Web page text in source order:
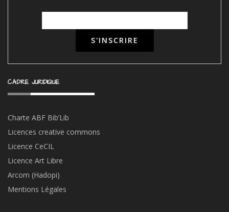
CADRE JURIDIQUE
Charte ABF Bib’Lib
Licences creative commons
Licence CeCIL
Licence Art Libre
Arcom (Hadopi)
Mentions Légales